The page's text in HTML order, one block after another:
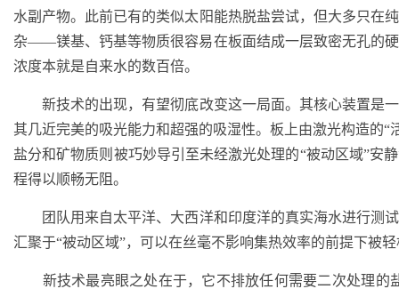
水副产物。此前已有的类似太阳能热脱盐尝试，但大多只在
杂——镁基、钙基等物质很容易在板面结成一层致密无孔的
浓度本就是自来水的数百倍。
新技术的出现，有望彻底改变这一局面。其核心装置是
其几近完美的吸光能力和超强的吸湿性。板上由激光构造的
盐分和矿物质则被巧妙导引至未经激光处理的“被动区域”安
程得以顺畅无阻。
团队用来自太平洋、大西洋和印度洋的真实海水进行测
汇聚于“被动区域”，可以在丝毫不影响集热效率的前提下被
新技术最亮眼之处在于，它不排放任何需要二次处理的